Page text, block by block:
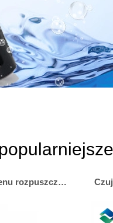
Optyczny czujnik tlenu rozpuszczonego